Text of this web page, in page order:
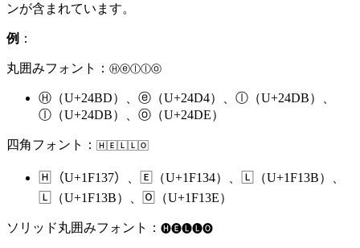
ンが含まれています。
例 ：
丸囲みフォント： Ⓗⓔⓛⓛⓞ
Ⓗ（U+24BD）、ⓔ（U+24D4）、ⓛ（U+24DB）、
ⓛ（U+24DB）、ⓞ（U+24DE）
四角フォント： 🄷🄴🄻🄻🄾
🄷（U+1F137）、🄴（U+1F134）、🄻（U+1F13B）、
🄻（U+1F13B）、🄾（U+1F13E）
ソリッド丸囲みフォント： 🅗🅔🅛🅛🅞